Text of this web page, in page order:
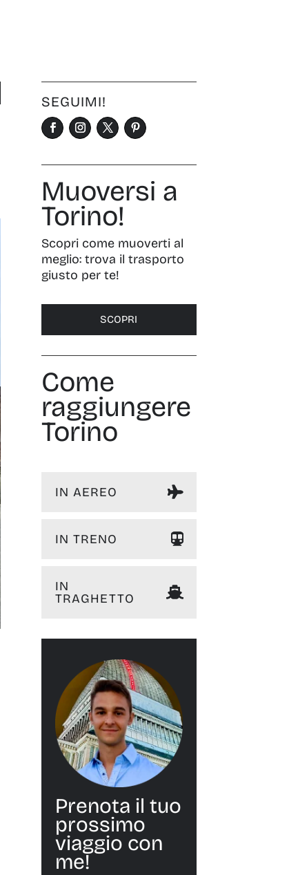
SEGUIMI!
Muoversi a
Torino!
Scopri come muoverti al
meglio: trova il trasporto
giusto per te!
SCOPRI
Come
raggiungere
Torino
IN AEREO
IN TRENO
IN
TRAGHETTO
Prenota il tuo
prossimo
viaggio con
me!